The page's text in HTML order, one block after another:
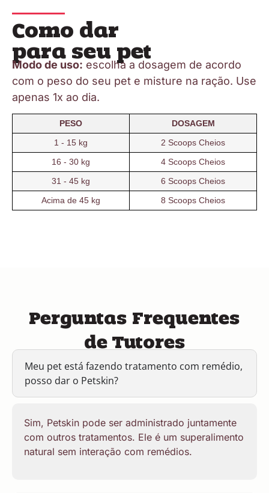
Como dar
para seu pet
Modo de uso: escolha a dosagem de acordo
com o peso do seu pet e misture na ração. Use
apenas 1x ao dia.
PESO
DOSAGEM
1 - 15 kg
2 Scoops Cheios
16 - 30 kg
4 Scoops Cheios
31 - 45 kg
6 Scoops Cheios
Acima de 45 kg
8 Scoops Cheios
Perguntas Frequentes
de Tutores
Meu pet está fazendo tratamento com remédio,
posso dar o Petskin?
Sim, Petskin pode ser administrado juntamente
com outros tratamentos. Ele é um superalimento
natural sem interação com remédios.